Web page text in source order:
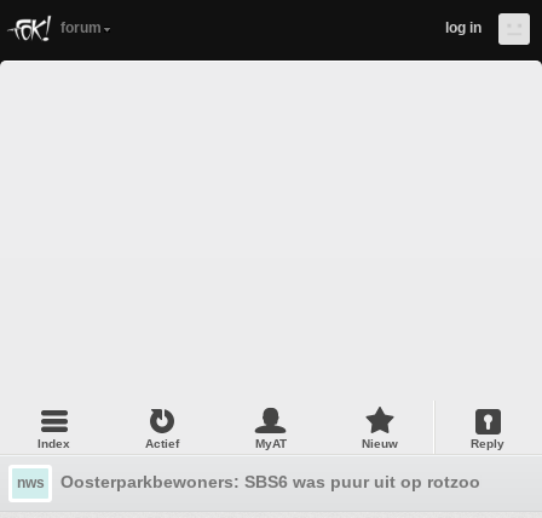
forum log in
Index Actief MyAT Nieuw Reply
nws Oosterparkbewoners: SBS6 was puur uit op rotzooi